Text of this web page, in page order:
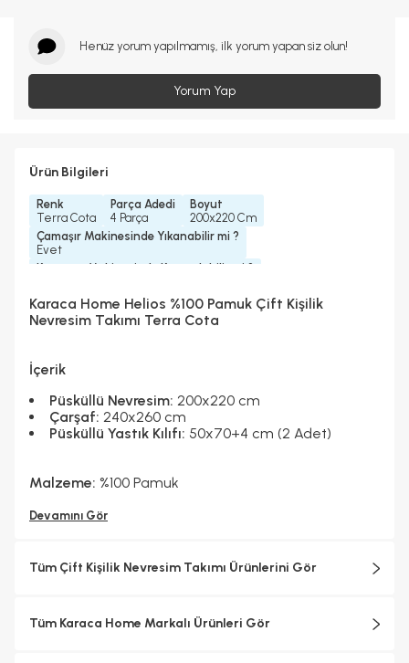
Henüz yorum yapılmamış, ilk yorum yapan siz olun!
Yorum Yap
Ürün Bilgileri
Renk
Terra Cota
Parça Adedi
4 Parça
Boyut
200x220 Cm
Çamaşır Makinesinde Yıkanabilir mi ?
Evet
Kurutma Makinesinde Kurutulabilir mi ?
Kuru Temizleme Yapılabilir
Hayır
Ütü Kullanılabilir
Evet
Karaca Home Helios %100 Pamuk Çift Kişilik
Nevresim Takımı Terra Cota
İçerik
Püsküllü Nevresim: 200x220 cm
Çarşaf: 240x260 cm
Püsküllü Yastık Kılıfı: 50x70+4 cm (2 Adet)
Malzeme: %100 Pamuk
Devamını Gör
Tüm Çift Kişilik Nevresim Takımı Ürünlerini Gör
Tüm Karaca Home Markalı Ürünleri Gör